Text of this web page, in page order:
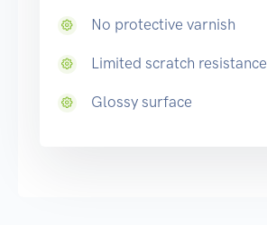
No protective varnish
Limited scratch resistance
Glossy surface